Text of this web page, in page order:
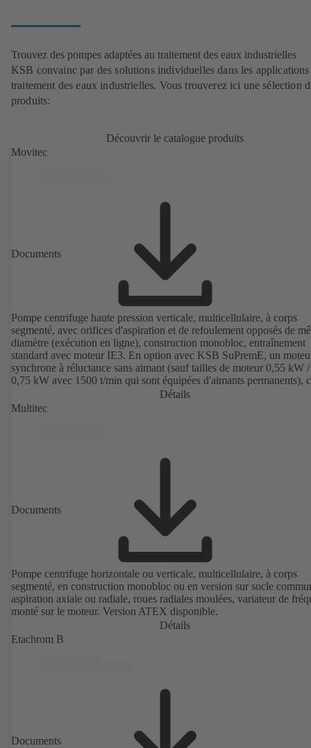
Trouvez des pompes adaptées au traitement des eaux industrielles
KSB convainc par des solutions individuelles dans les applications
traitement des eaux industrielles. Vous trouverez ici une sélection
produits:
Découvrir le catalogue produits
Movitec
Documents
Pompe centrifuge haute pression verticale, multicellulaire, à corps
segmenté, avec orifices d'aspiration et de refoulement opposés de
diamètre (exécution en ligne), construction monobloc, entraînement
standard avec moteur IE3. En option avec KSB SuPremE, un
synchrone à réluctance sans aimant (sauf tailles de moteur 0,55 kW /
0,75 kW avec 1500 t/min qui sont équipées d'aimants permanents),
de rendement IE4/IE5 selon CEI TS 60034-30-2:2016, pour le
fonctionnement avec variateur de fréquence KSB PumpDrive 2 ou
Détails
Multitec
Documents
Pompe centrifuge horizontale ou verticale, multicellulaire, à corps
segmenté, en construction monobloc ou en version sur socle
aspiration axiale ou radiale, roues radiales moulées, variateur de
monté sur le moteur. Version ATEX disponible.
Détails
Etachrom B
Documents